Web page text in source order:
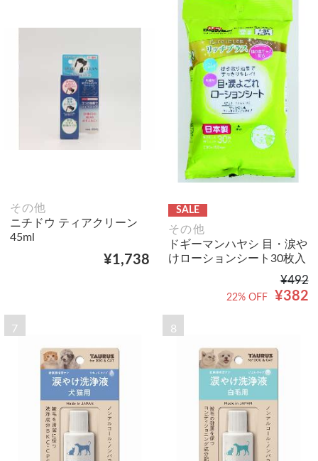
その他
ニチドウ ティアクリーン
45ml
¥1,738
SALE
その他
ドギーマンハヤシ 目・涙や
けローションシート30枚入
¥492
¥382
22% OFF
7 8